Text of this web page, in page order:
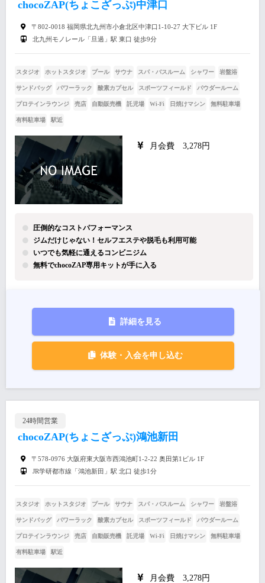
chocoZAP(ちょこざっぷ)中津口
〒802-0018 福岡県北九州市小倉北区中津口1-10-27 大下ビル 1F
北九州モノレール「旦過」駅 東口 徒歩9分
スタジオ ホットスタジオ プール サウナ スパ・バスルーム シャワー 岩盤浴
サンドバッグ パワーラック 酸素カプセル スポーツフィールド パウダールーム
プロテインラウンジ 売店 自動販売機 託児場 Wi-Fi 日焼けマシン 無料駐車場
有料駐車場 駅近
月会費 3,278円
圧倒的なコストパフォーマンス
ジムだけじゃない！セルフエステや脱毛も利用可能
いつでも気軽に通えるコンビニジム
無料でchocoZAP専用キットが手に入る
詳細を見る
体験・入会を申し込む
24時間営業
chocoZAP(ちょこざっぷ)鴻池新田
〒578-0976 大阪府東大阪市西鴻池町1-2-22 奥田第1ビル 1F
JR学研都市線「鴻池新田」駅 北口 徒歩1分
スタジオ ホットスタジオ プール サウナ スパ・バスルーム シャワー 岩盤浴
サンドバッグ パワーラック 酸素カプセル スポーツフィールド パウダールーム
プロテインラウンジ 売店 自動販売機 託児場 Wi-Fi 日焼けマシン 無料駐車場
有料駐車場 駅近
月会費 3,278円